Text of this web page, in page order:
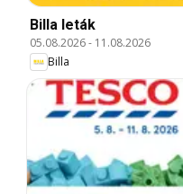
Billa leták
05.08.2026- 11.08.2026
Billa